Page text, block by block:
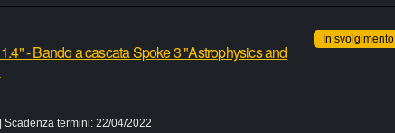
In svolgimento
- Bando a cascata Spoke 3 "Astrophysics and
Scadenza termini: 22/04/2022